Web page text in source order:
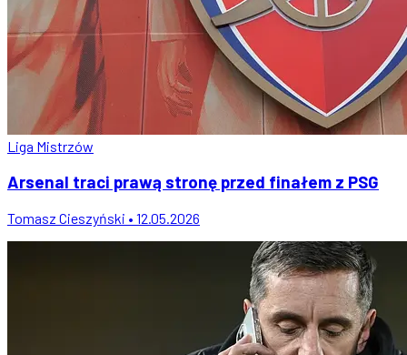
Liga Mistrzów
Arsenal traci prawą stronę przed finałem z PSG
Tomasz Cieszyński • 12.05.2026